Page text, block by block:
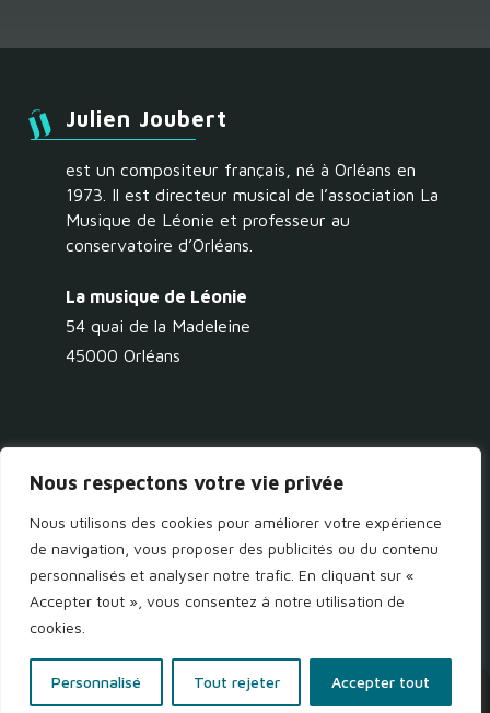
Nous respectons votre vie privée
Nous utilisons des cookies pour améliorer votre expérience
de navigation, vous proposer des publicités ou du contenu
personnalisés et analyser notre trafic. En cliquant sur «
Accepter tout », vous consentez à notre utilisation de
cookies.
Personnalisé Tout rejeter Accepter tout
Julien Joubert
est un compositeur français, né à Orléans en
1973. Il est directeur musical de l’association La
Musique de Léonie et professeur au
conservatoire d’Orléans.
La musique de Léonie
54 quai de la Madeleine
45000 Orléans
|CONTACT
|06 40 91 02 46
Politique de confidentialité| Mentions légales| Une réalisation